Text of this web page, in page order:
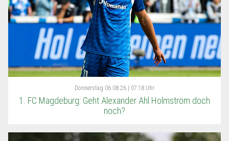
Donnerstag 06.08.26 | 07:18 Uhr
1. FC Magdeburg: Geht Alexander Ahl Holmström doch
noch?